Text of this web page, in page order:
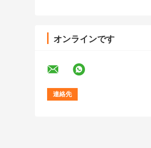
オンラインです